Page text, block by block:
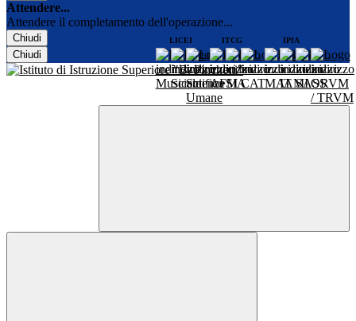
Attendere...
Attendere il completamento dell'operazione...
Chiudi
Chiudi
LICEI ITCG IPIA